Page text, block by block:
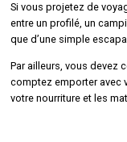
Si vous projetez de
entre un profilé, un
que d’une simple
Par ailleurs, vous devez
comptez emporter avec
votre nourriture et les